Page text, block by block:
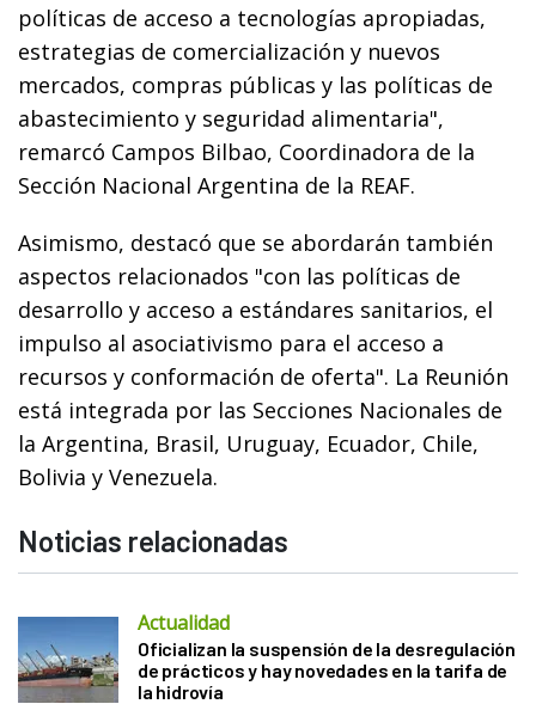
políticas de acceso a tecnologías apropiadas,
estrategias de comercialización y nuevos
mercados, compras públicas y las políticas de
abastecimiento y seguridad alimentaria",
remarcó Campos Bilbao, Coordinadora de la
Sección Nacional Argentina de la REAF.
Asimismo, destacó que se abordarán también
aspectos relacionados "con las políticas de
desarrollo y acceso a estándares sanitarios, el
impulso al asociativismo para el acceso a
recursos y conformación de oferta". La Reunión
está integrada por las Secciones Nacionales de
la Argentina, Brasil, Uruguay, Ecuador, Chile,
Bolivia y Venezuela.
Noticias relacionadas
Actualidad
Oficializan la suspensión de la desregulación
de prácticos y hay novedades en la tarifa de
la hidrovía